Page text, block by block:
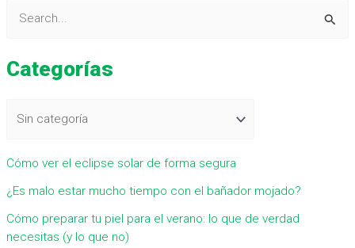
s
p
o
r
:
Categorías
Cómo ver el eclipse solar de forma segura
¿Es malo estar mucho tiempo con el bañador mojado?
Cómo preparar tu piel para el verano: lo que de verdad
necesitas (y lo que no)